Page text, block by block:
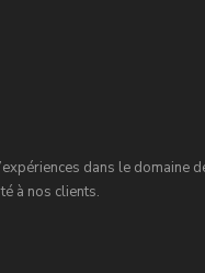
dans le domaine
à nos clients.